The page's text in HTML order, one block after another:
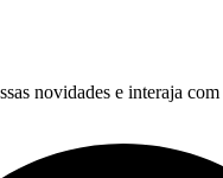
novidades e interaja com